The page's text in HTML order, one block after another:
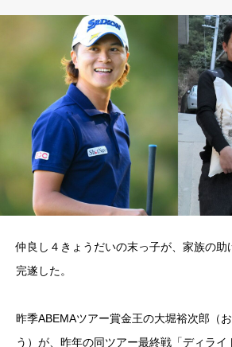
仲良し４きょうだいの末っ子が、家族の助
完遂した。
昨季ABEMAツアー賞金王の大堀裕次郎（
う）が、昨年の同ツアー最終戦「ディライ